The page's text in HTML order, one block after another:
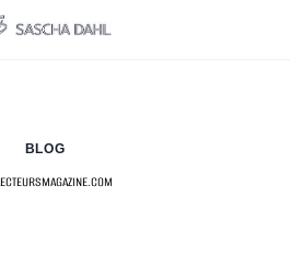
BLOG